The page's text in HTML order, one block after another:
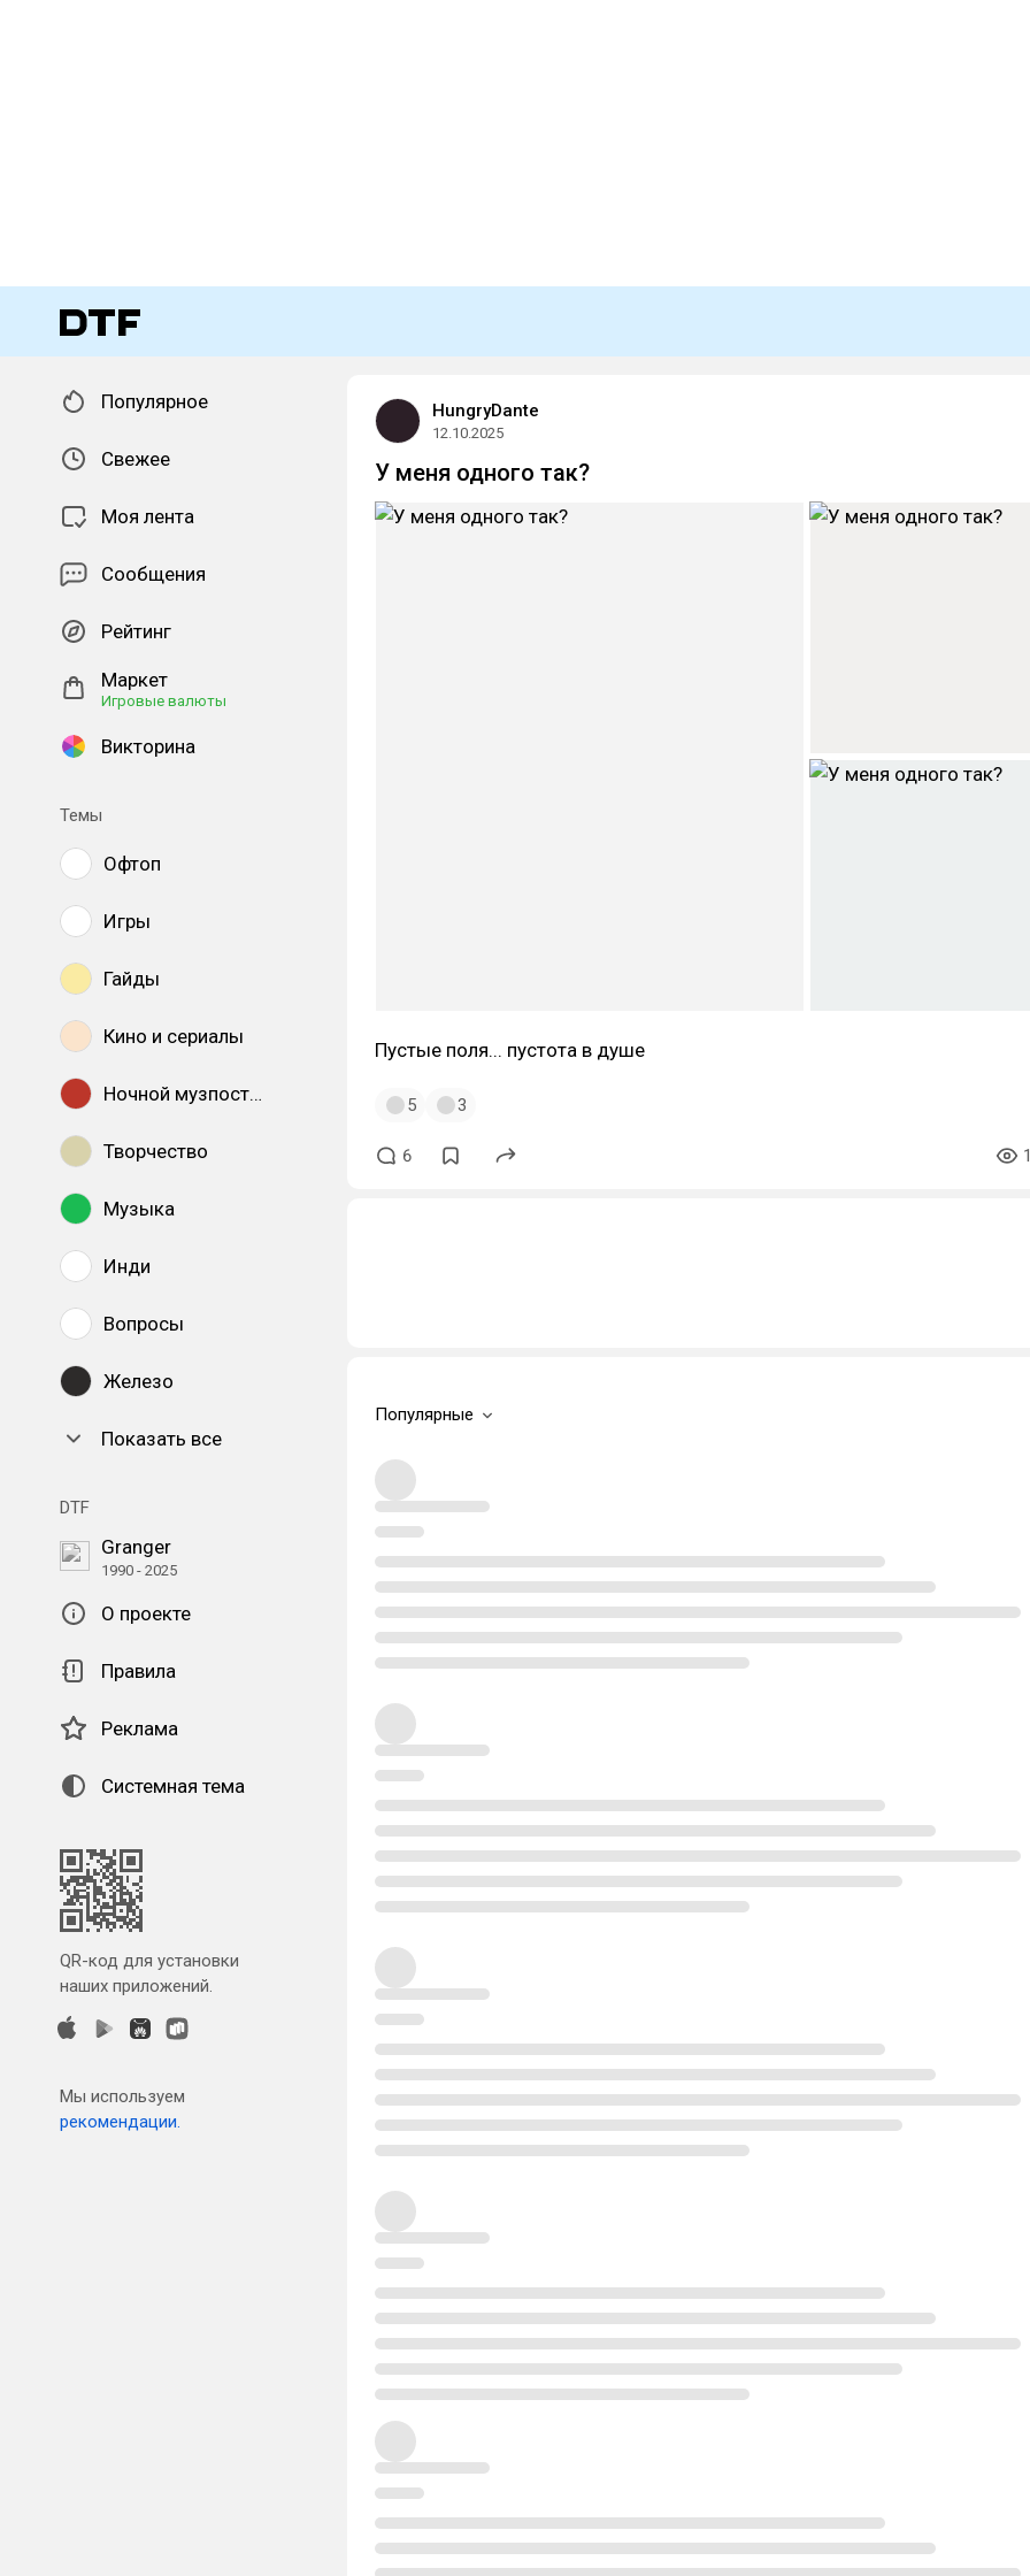
Популярное
Свежее
Моя лента
Сообщения
Рейтинг
Маркет
Игровые валюты
Викторина
Темы
Офтоп
Игры
Гайды
Кино и сериалы
Ночной музпостинг
Творчество
Музыка
Инди
Вопросы
Железо
Показать все
DTF
Granger
1990 - 2025
О проекте
Правила
Реклама
Системная тема
QR-код для установки
наших приложений.
Мы используем
рекомендации.
HungryDante
12.10.2025
У меня одного так?
Пустые поля... пустота в душе
5 3
6
Популярные